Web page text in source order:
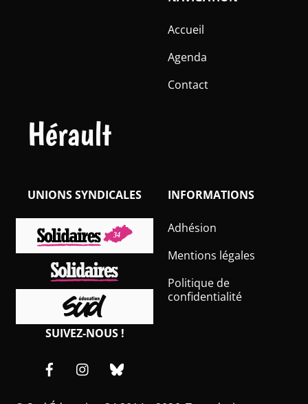
Hérault
Accueil
Agenda
Contact
INFORMATIONS
Adhésion
Mentions légales
Politique de
confidentialité
SUIVEZ-NOUS !
FacebookInstagram
UNIONS SYNDICALES